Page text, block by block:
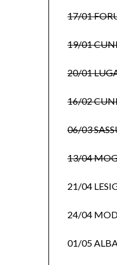
17/01
19/01
20/01
16/02
06/03
13/04
21/04
24/04
01/05